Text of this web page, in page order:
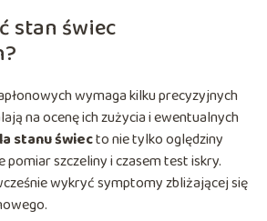
stan świec
wymaga kilku precyzyjnych
na ocenę ich zużycia i ewentualnych
stanu świecto nie tylko oględziny
pomiar szczeliny i czasem test iskry.
wykryć symptomy zbliżającej się